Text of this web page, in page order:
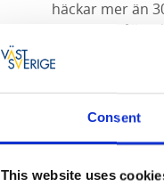
Consent
This website uses
häckar mer än
havsörn.
blåser,
bort. Att paddla
naturupplevelse.
tur. Det finns